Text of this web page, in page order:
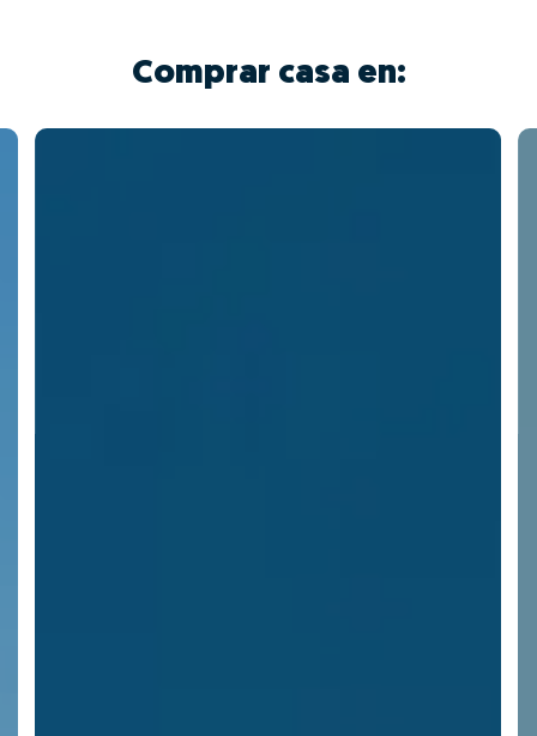
Comprar casa en: